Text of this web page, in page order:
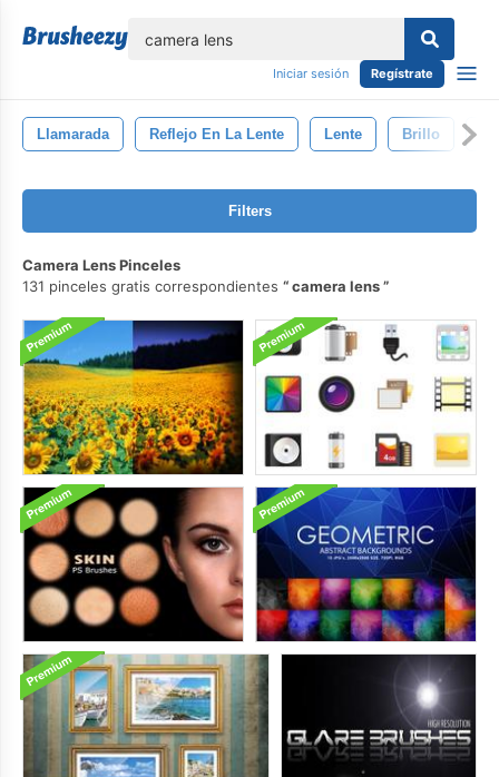
Iniciar sesión Regístrate
Llamarada Reflejo En La Lente Lente Brillo
Filters
Camera Lens Pinceles
131 pinceles gratis correspondientes
camera lens